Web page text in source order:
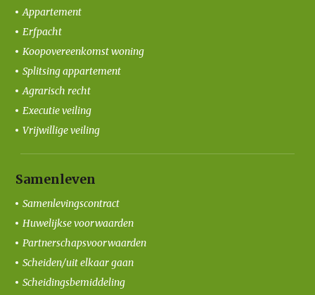
Appartement
Erfpacht
Koopovereenkomst woning
Splitsing appartement
Agrarisch recht
Executie veiling
Vrijwillige veiling
Samenleven
Samenlevingscontract
Huwelijkse voorwaarden
Partnerschapsvoorwaarden
Scheiden/uit elkaar gaan
Scheidingsbemiddeling